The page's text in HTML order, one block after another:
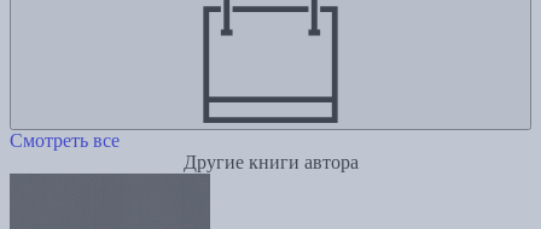
Смотреть все
Другие книги автора